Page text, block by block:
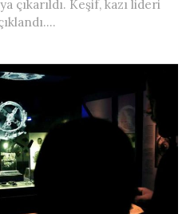
çıkarıldı. Keşif, kazı lideri